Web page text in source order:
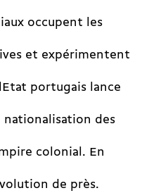
occupent les
et expérimentent
portugais lance
nationalisation des
colonial. En
de près.